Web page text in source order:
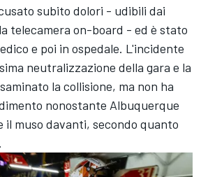
subito dolori - udibili dai
telecamera on-board - ed è stato
e poi in ospedale. L'incidente
neutralizzazione della gara e la
la collisione, ma non ha
nonostante Albuquerque
il muso davanti, secondo quanto